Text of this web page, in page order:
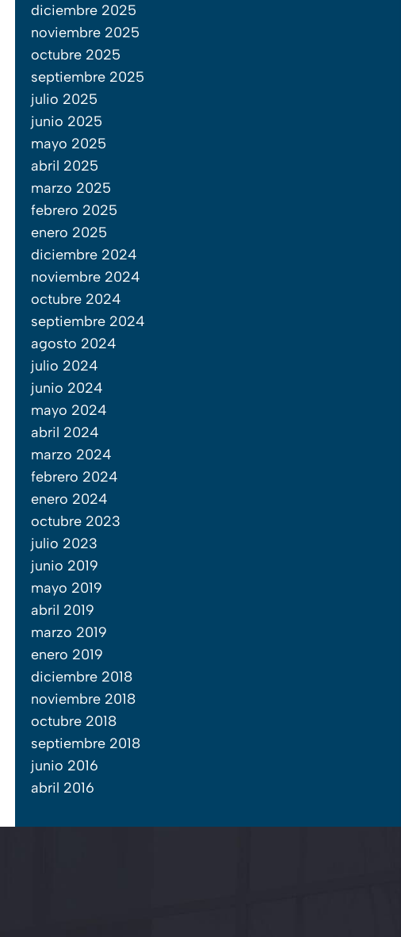
diciembre 2025
noviembre 2025
octubre 2025
septiembre 2025
julio 2025
junio 2025
mayo 2025
abril 2025
marzo 2025
febrero 2025
enero 2025
diciembre 2024
noviembre 2024
octubre 2024
septiembre 2024
agosto 2024
julio 2024
junio 2024
mayo 2024
abril 2024
marzo 2024
febrero 2024
enero 2024
octubre 2023
julio 2023
junio 2019
mayo 2019
abril 2019
marzo 2019
enero 2019
diciembre 2018
noviembre 2018
octubre 2018
septiembre 2018
junio 2016
abril 2016